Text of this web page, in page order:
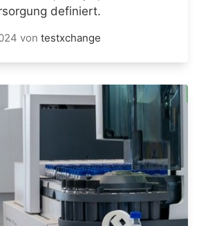
definiert.
von testxchange